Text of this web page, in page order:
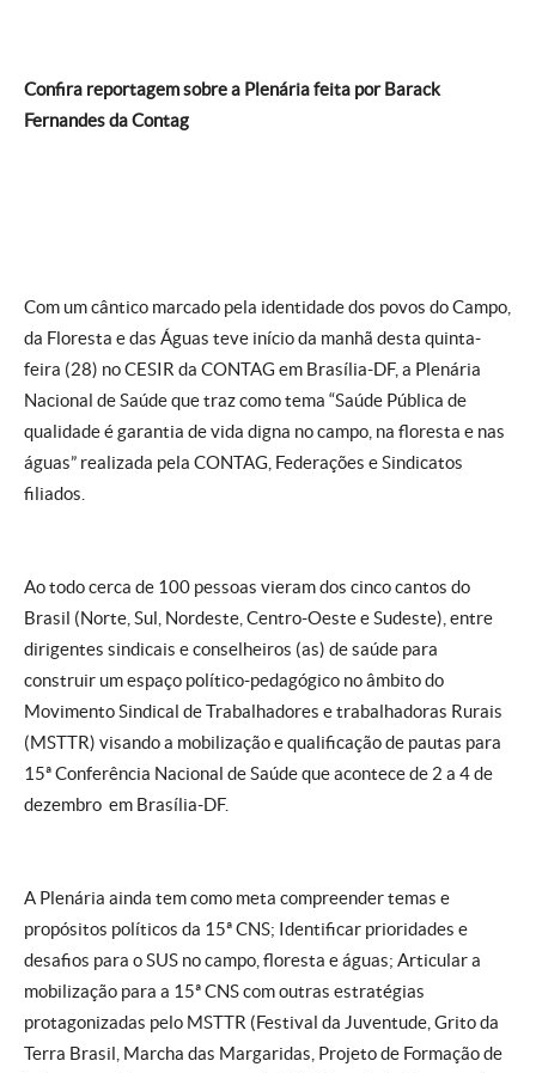
Confira reportagem sobre a Plenária feita por Barack
Fernandes da Contag
Com um cântico marcado pela identidade dos povos do Campo,
da Floresta e das Águas teve início da manhã desta quinta-
feira (28) no CESIR da CONTAG em Brasília-DF, a Plenária
Nacional de Saúde que traz como tema “Saúde Pública de
qualidade é garantia de vida digna no campo, na floresta e nas
águas” realizada pela CONTAG, Federações e Sindicatos
filiados.
Ao todo cerca de 100 pessoas vieram dos cinco cantos do
Brasil (Norte, Sul, Nordeste, Centro-Oeste e Sudeste), entre
dirigentes sindicais e conselheiros (as) de saúde para
construir um espaço político-pedagógico no âmbito do
Movimento Sindical de Trabalhadores e trabalhadoras Rurais
(MSTTR) visando a mobilização e qualificação de pautas para
15ª Conferência Nacional de Saúde que acontece de 2 a 4 de
dezembro em Brasília-DF.
A Plenária ainda tem como meta compreender temas e
propósitos políticos da 15ª CNS; Identificar prioridades e
desafios para o SUS no campo, floresta e águas; Articular a
mobilização para a 15ª CNS com outras estratégias
protagonizadas pelo MSTTR (Festival da Juventude, Grito da
Terra Brasil, Marcha das Margaridas, Projeto de Formação de